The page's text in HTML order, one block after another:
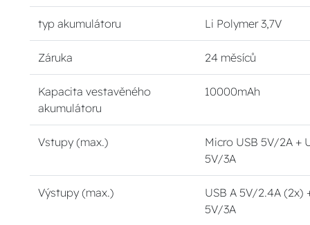
typ akumulátoru Li Polymer 3,7V
Záruka 24 měsíců
Kapacita vestavěného
akumulátoru
10000mAh
Vstupy (max.)
Micro USB 5V/2A +
5V/3A
Výstupy (max.)
USB A 5V/2.4A (2x)
5V/3A